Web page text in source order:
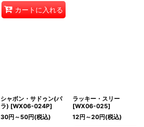
カートに入れる
シャボン・サドゥン(パ
ラ) [WX06-024P]
30円 ～50円(税込)
ラッキー・スリー
[WX06-025]
12円 ～20円(税込)